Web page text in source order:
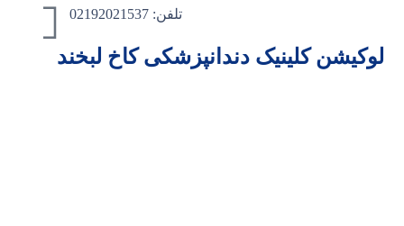
تلفن: 02192021537
لوکیشن کلینیک دندانپزشکی کاخ لبخند